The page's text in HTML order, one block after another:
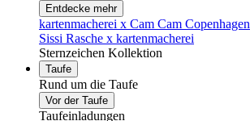
Entdecke mehr
kartenmacherei x Cam Cam Copenhagen
Sissi Rasche x kartenmacherei
Sternzeichen Kollektion
Taufe
Rund um die Taufe
Vor der Taufe
Taufeinladungen